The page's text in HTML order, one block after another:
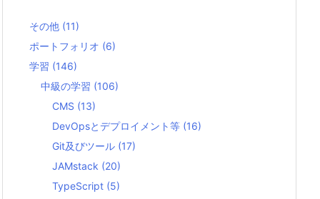
その他 (11)
ポートフォリオ (6)
学習 (146)
中級の学習 (106)
CMS (13)
DevOpsとデプロイメント等 (16)
Git及びツール (17)
JAMstack (20)
TypeScript (5)